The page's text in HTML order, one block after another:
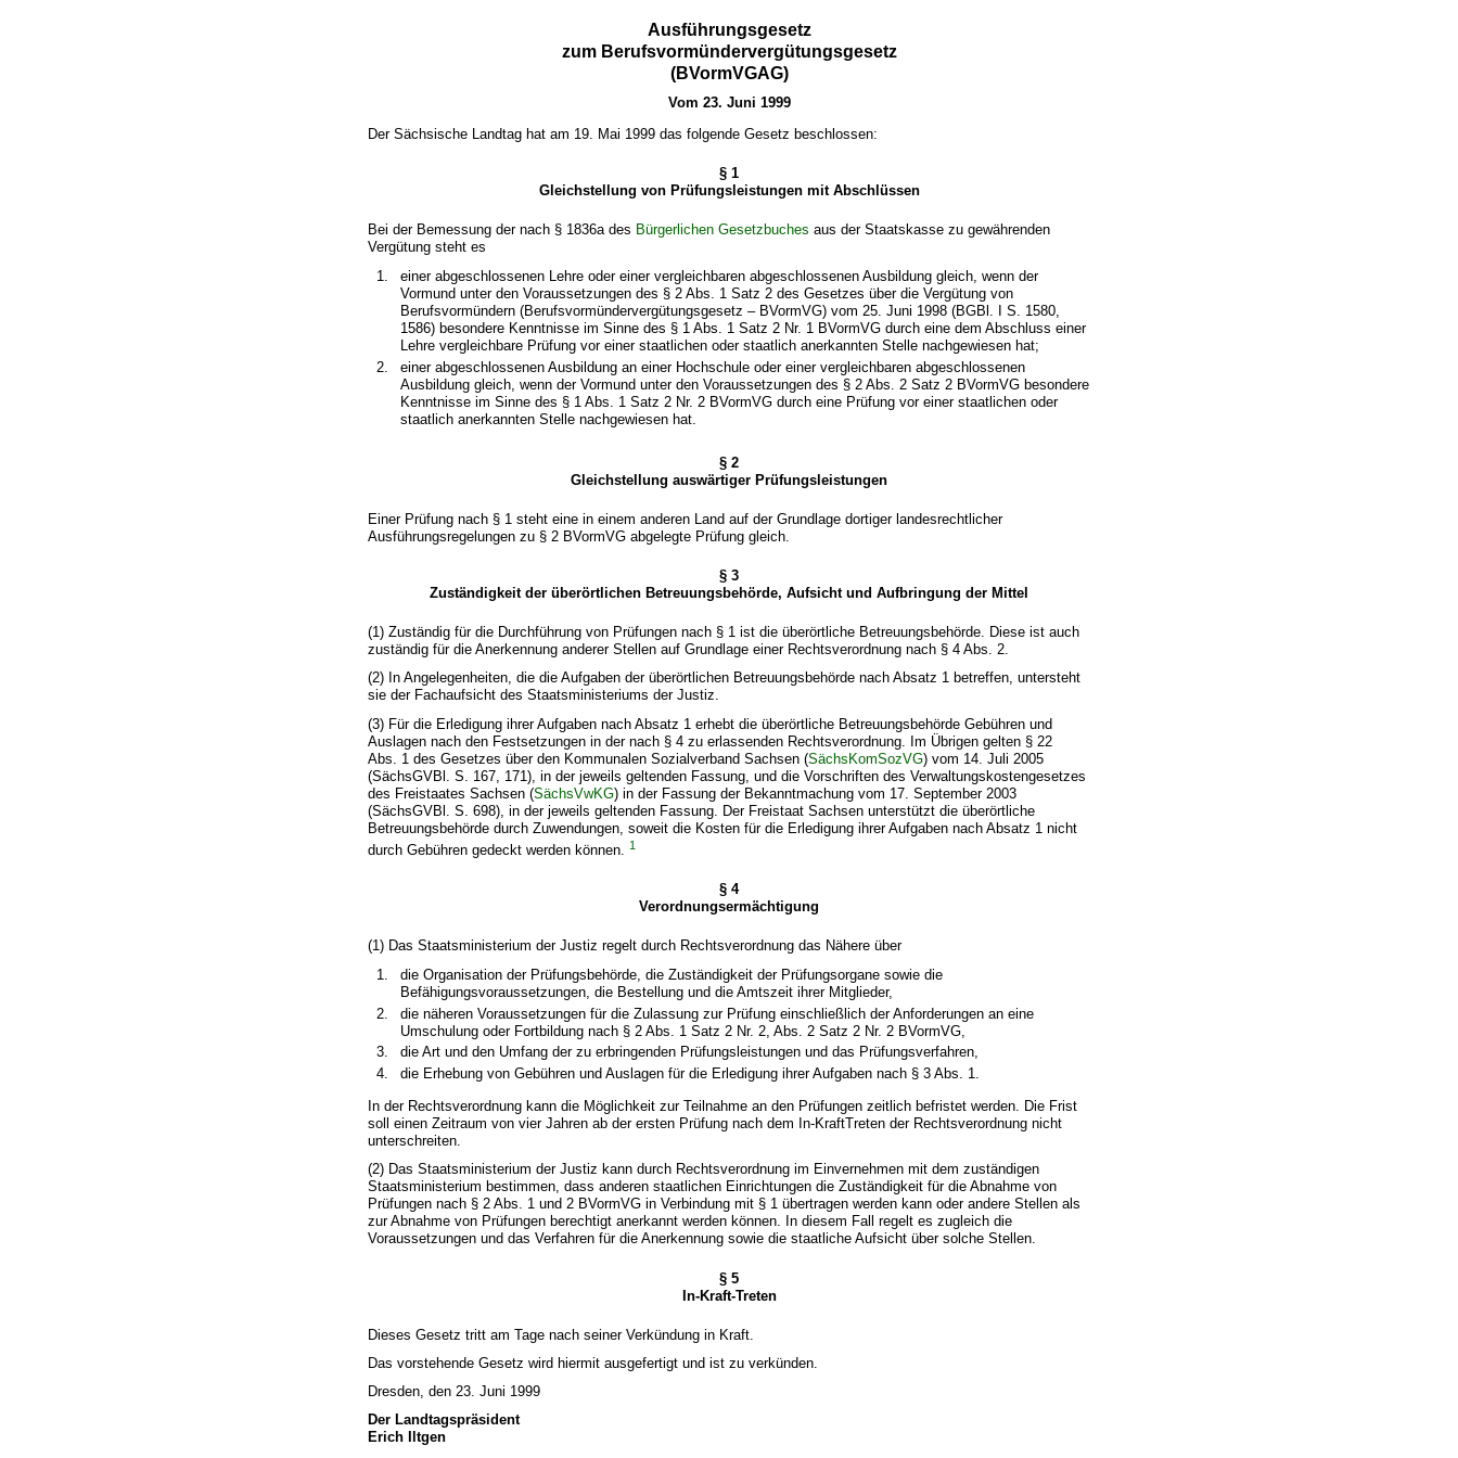
Ausführungsgesetz
zum Berufsvormündervergütungsgesetz
(BVormVGAG)
Vom 23. Juni 1999
Der Sächsische Landtag hat am 19. Mai 1999 das folgende Gesetz beschlossen:
§ 1
Gleichstellung von Prüfungsleistungen mit Abschlüssen
Bei der Bemessung der nach § 1836a des Bürgerlichen Gesetzbuches aus der Staatskasse zu gewährenden
Vergütung steht es
einer abgeschlossenen Lehre oder einer vergleichbaren abgeschlossenen Ausbildung gleich, wenn der
Vormund unter den Voraussetzungen des § 2 Abs. 1 Satz 2 des Gesetzes über die Vergütung von
Berufsvormündern (Berufsvormündervergütungsgesetz – BVormVG) vom 25. Juni 1998 (BGBl. I S. 1580,
1586) besondere Kenntnisse im Sinne des § 1 Abs. 1 Satz 2 Nr. 1 BVormVG durch eine dem Abschluss einer
Lehre vergleichbare Prüfung vor einer staatlichen oder staatlich anerkannten Stelle nachgewiesen hat;
einer abgeschlossenen Ausbildung an einer Hochschule oder einer vergleichbaren abgeschlossenen
Ausbildung gleich, wenn der Vormund unter den Voraussetzungen des § 2 Abs. 2 Satz 2 BVormVG besondere
Kenntnisse im Sinne des § 1 Abs. 1 Satz 2 Nr. 2 BVormVG durch eine Prüfung vor einer staatlichen oder
staatlich anerkannten Stelle nachgewiesen hat.
§ 2
Gleichstellung auswärtiger Prüfungsleistungen
Einer Prüfung nach § 1 steht eine in einem anderen Land auf der Grundlage dortiger landesrechtlicher
Ausführungsregelungen zu § 2 BVormVG abgelegte Prüfung gleich.
§ 3
Zuständigkeit der überörtlichen Betreuungsbehörde, Aufsicht und Aufbringung der Mittel
(1) Zuständig für die Durchführung von Prüfungen nach § 1 ist die überörtliche Betreuungsbehörde. Diese ist auch
zuständig für die Anerkennung anderer Stellen auf Grundlage einer Rechtsverordnung nach § 4 Abs. 2.
(2) In Angelegenheiten, die die Aufgaben der überörtlichen Betreuungsbehörde nach Absatz 1 betreffen, untersteht
sie der Fachaufsicht des Staatsministeriums der Justiz.
(3) Für die Erledigung ihrer Aufgaben nach Absatz 1 erhebt die überörtliche Betreuungsbehörde Gebühren und
Auslagen nach den Festsetzungen in der nach § 4 zu erlassenden Rechtsverordnung. Im Übrigen gelten § 22
Abs. 1 des Gesetzes über den Kommunalen Sozialverband Sachsen (SächsKomSozVG) vom 14. Juli 2005
(SächsGVBl. S. 167, 171), in der jeweils geltenden Fassung, und die Vorschriften des Verwaltungskostengesetzes
des Freistaates Sachsen (SächsVwKG) in der Fassung der Bekanntmachung vom 17. September 2003
(SächsGVBl. S. 698), in der jeweils geltenden Fassung. Der Freistaat Sachsen unterstützt die überörtliche
Betreuungsbehörde durch Zuwendungen, soweit die Kosten für die Erledigung ihrer Aufgaben nach Absatz 1 nicht
durch Gebühren gedeckt werden können.1
§ 4
Verordnungsermächtigung
(1) Das Staatsministerium der Justiz regelt durch Rechtsverordnung das Nähere über
die Organisation der Prüfungsbehörde, die Zuständigkeit der Prüfungsorgane sowie die
Befähigungsvoraussetzungen, die Bestellung und die Amtszeit ihrer Mitglieder,
die näheren Voraussetzungen für die Zulassung zur Prüfung einschließlich der Anforderungen an eine
Umschulung oder Fortbildung nach § 2 Abs. 1 Satz 2 Nr. 2, Abs. 2 Satz 2 Nr. 2 BVormVG,
die Art und den Umfang der zu erbringenden Prüfungsleistungen und das Prüfungsverfahren,
die Erhebung von Gebühren und Auslagen für die Erledigung ihrer Aufgaben nach § 3 Abs. 1.
In der Rechtsverordnung kann die Möglichkeit zur Teilnahme an den Prüfungen zeitlich befristet werden. Die Frist
soll einen Zeitraum von vier Jahren ab der ersten Prüfung nach dem In-KraftTreten der Rechtsverordnung nicht
unterschreiten.
(2) Das Staatsministerium der Justiz kann durch Rechtsverordnung im Einvernehmen mit dem zuständigen
Staatsministerium bestimmen, dass anderen staatlichen Einrichtungen die Zuständigkeit für die Abnahme von
Prüfungen nach § 2 Abs. 1 und 2 BVormVG in Verbindung mit § 1 übertragen werden kann oder andere Stellen als
zur Abnahme von Prüfungen berechtigt anerkannt werden können. In diesem Fall regelt es zugleich die
Voraussetzungen und das Verfahren für die Anerkennung sowie die staatliche Aufsicht über solche Stellen.
§ 5
In-Kraft-Treten
Dieses Gesetz tritt am Tage nach seiner Verkündung in Kraft.
Das vorstehende Gesetz wird hiermit ausgefertigt und ist zu verkünden.
Dresden, den 23. Juni 1999
Der Landtagspräsident
Erich Iltgen